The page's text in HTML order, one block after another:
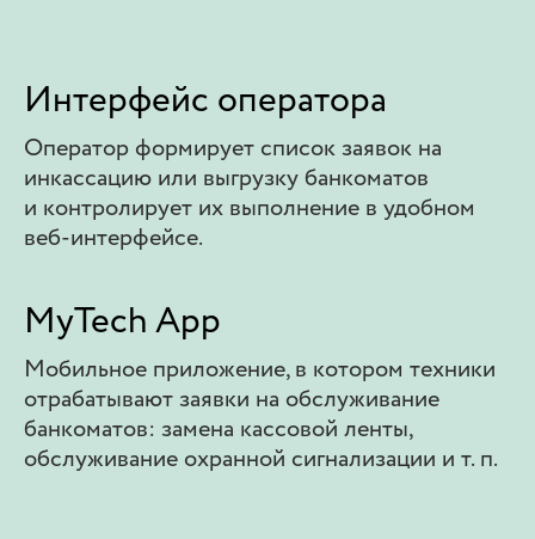
Интерфейс оператора
Оператор формирует список заявок на
инкассацию или выгрузку банкоматов
и контролирует их выполнение в удобном
веб-интерфейсе.
MyTech App
Мобильное приложение, в котором техники
отрабатывают заявки на обслуживание
банкоматов: замена кассовой ленты,
обслуживание охранной сигнализации и т. п.